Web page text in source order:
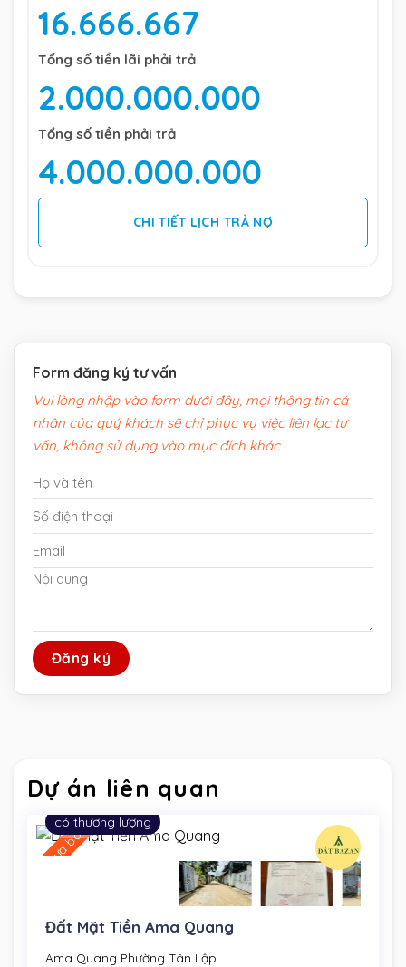
16.666.667
Tổng số tiền lãi phải trả
2.000.000.000
Tổng số tiền phải trả
4.000.000.000
CHI TIẾT LỊCH TRẢ NỢ
Form đăng ký tư vấn
Vui lòng nhập vào form dưới đây, mọi thông tin cá
nhân của quý khách sẽ chỉ phục vụ việc liên lạc tư
vấn, không sử dụng vào mục đích khác
Dự án liên quan
chưa bán
có thương lượng
Đất Mặt Tiền Ama Quang
Ama Quang Phường Tân Lập